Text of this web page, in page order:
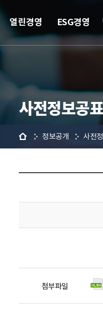
열린경영 ESG경영
사전정보공
홈 정보공개 사전
첨부파일